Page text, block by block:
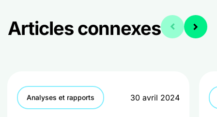
Articles connexes
Analyses et rapports 30 avril 2024